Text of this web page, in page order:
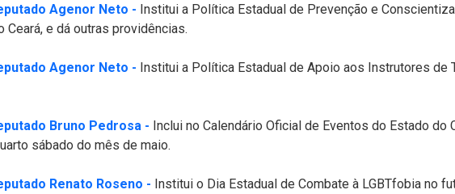
Agenor Neto - (Abre em nova janela)
Institui a Política Estadual de Prevenção e
e dá outras providências.
Agenor Neto - (Abre em nova janela)
Institui a Política Estadual de Apoio aos Instrutores de
Bruno Pedrosa - (Abre em nova janela)
Inclui no Calendário Oficial de Eventos do Estado do
sábado do mês de maio.
Renato Roseno - (Abre em nova janela)
Institui o Dia Estadual de Combate à LGBTfobia no